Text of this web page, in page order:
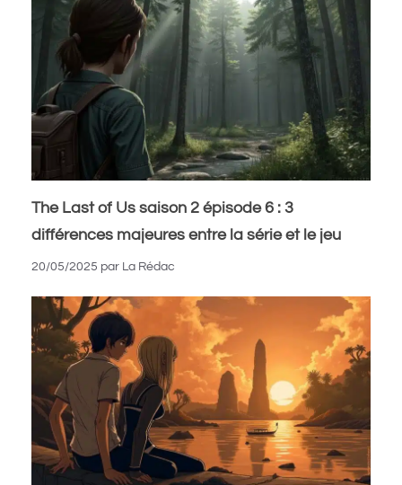
The Last of Us saison 2 épisode 6 : 3
différences majeures entre la série et le jeu
20/05/2025 par La Rédac